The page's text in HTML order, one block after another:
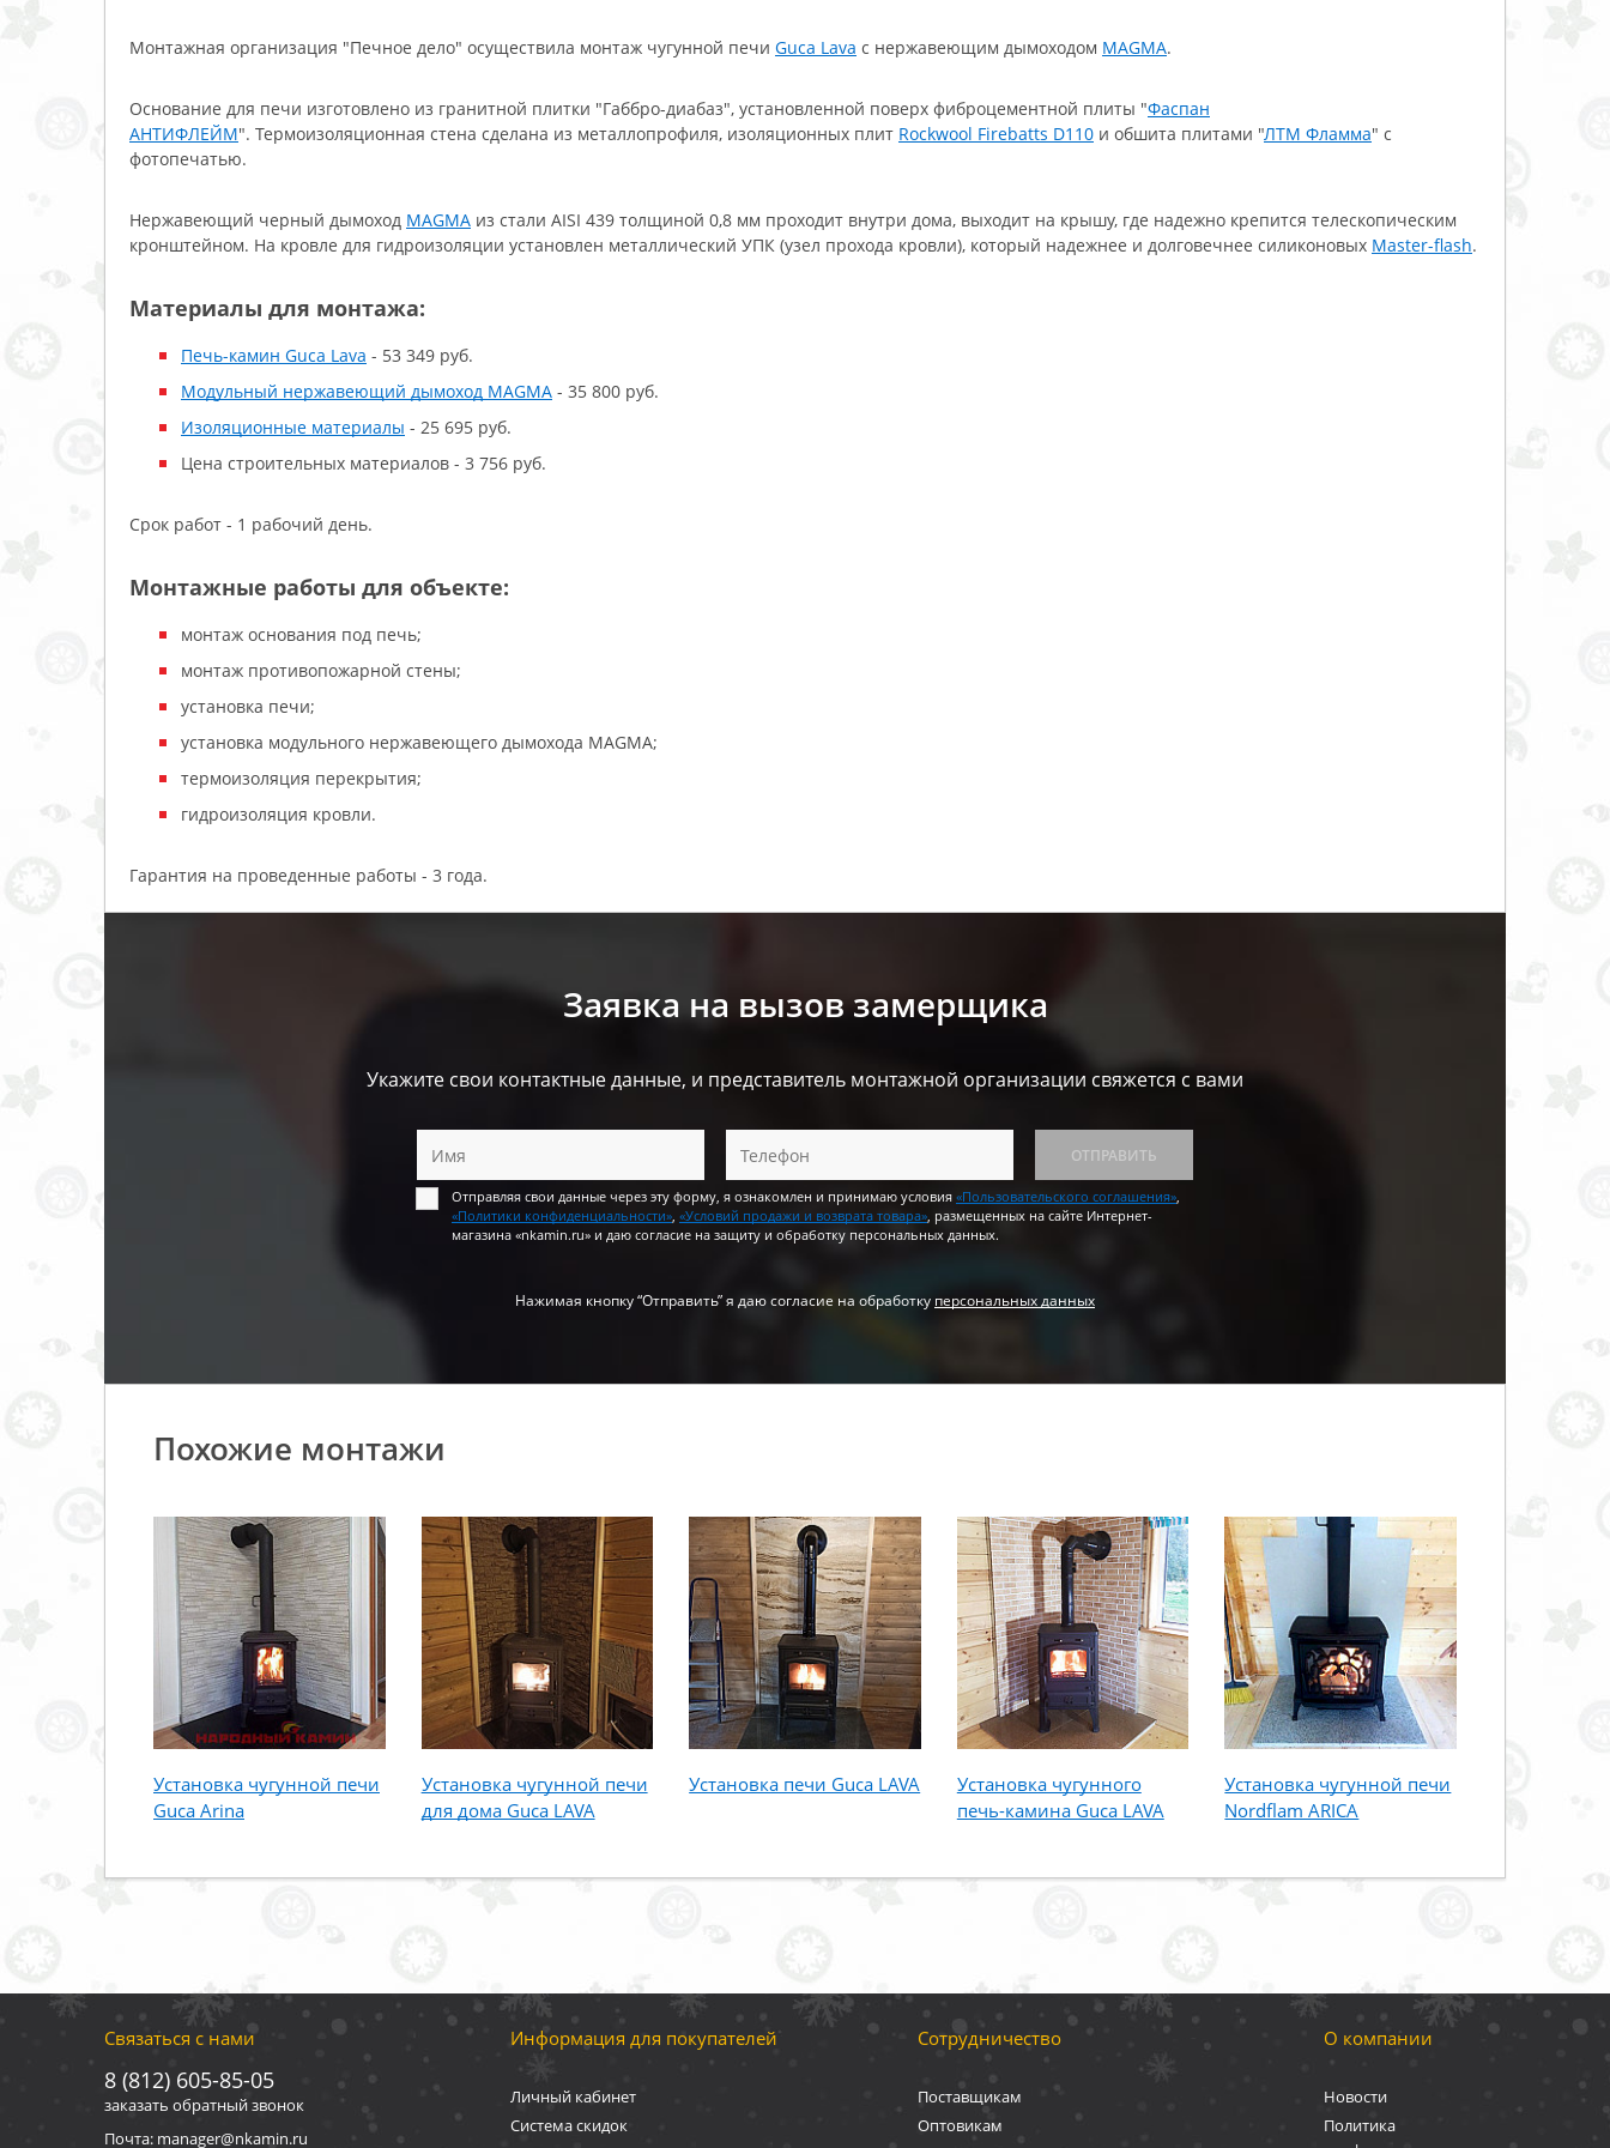
Монтажная организация "Печное дело" осуществила монтаж чугунной печи Guca Lava с нержавеющим дымоходом MAGMA.
Основание для печи изготовлено из гранитной плитки "Габбро-диабаз", установленной поверх фиброцементной плиты "Фаспан
АНТИФЛЕЙМ". Термоизоляционная стена сделана из металлопрофиля, изоляционных плит Rockwool Firebatts D110 и обшита плитами "ЛТМ Фламма" с
фотопечатью.
Нержавеющий черный дымоход MAGMA из стали AISI 439 толщиной 0,8 мм проходит внутри дома, выходит на крышу, где надежно крепится телескопическим
кронштейном. На кровле для гидроизоляции установлен металлический УПК (узел прохода кровли), который надежнее и долговечнее силиконовых Master-flash.
Материалы для монтажа:
Печь-камин Guca Lava - 53 349 руб.
Модульный нержавеющий дымоход MAGMA - 35 800 руб.
Изоляционные материалы - 25 695 руб.
Цена строительных материалов - 3 756 руб.
Срок работ - 1 рабочий день.
Монтажные работы для объекте:
монтаж основания под печь;
монтаж противопожарной стены;
установка печи;
установка модульного нержавеющего дымохода MAGMA;
термоизоляция перекрытия;
гидроизоляция кровли.
Гарантия на проведенные работы - 3 года.
Заявка на вызов замерщика
Укажите свои контактные данные, и представитель монтажной организации свяжется с вами
ОТПРАВИТЬ
Отправляя свои данные через эту форму, я ознакомлен и принимаю условия «Пользовательского соглашения»,
«Политики конфиденциальности», «Условий продажи и возврата товара», размещенных на сайте Интернет-
магазина «nkamin.ru» и даю согласие на защиту и обработку персональных данных.
Нажимая кнопку “Отправить” я даю согласие на обработку персональных данных
Похожие монтажи
Установка чугунной печи
Guca Arina
Установка чугунной печи
для дома Guca LAVA
Установка печи Guca LAVA
Установка чугунного
печь-камина Guca LAVA
Установка чугунной печи
Nordflam ARICA
Связаться с нами
8 (812) 605-85-05
заказать обратный звонок
Почта: manager@nkamin.ru
Информация для покупателей
Личный кабинет
Система скидок
Сотрудничество
Поставщикам
Оптовикам
О компании
Новости
Политика